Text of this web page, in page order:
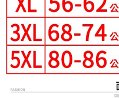
【注意事項】
易，需依本服務之必要範圍內提
權轉讓予恩沛科技股份有限公司
２．關於個人資料處理事宜，請
https://aftee.tw/terms/#terms3
３．未成年的使用者請事先徵得
「AFTEE先享後付」，若未經同
任。
付款後萊爾富取貨
每筆NT$80，滿NT$699(含
7-11付款取貨
每筆NT$80，滿NT$699(含以